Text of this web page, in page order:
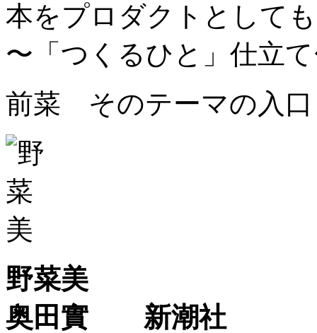
本をプロダクトとして
〜「つくるひと」仕立
前菜 そのテーマの入口
野菜美
奥田實 新潮社